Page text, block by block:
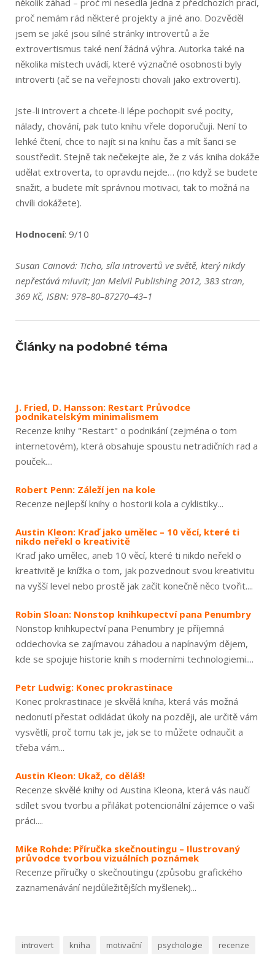
několik záhad – proč mi nesedla jedna z předchozích prací,
proč nemám rád některé projekty a jiné ano. Dozvěděl
jsem se jaké jsou silné stránky introvertů a že
extrovertismus také není žádná výhra. Autorka také na
několika místech uvádí, které význačné osobnosti byly
introverti (ač se na veřejnosti chovali jako extroverti).
Jste-li introvert a chcete-li lépe pochopit své pocity,
nálady, chování, pak tuto knihu vřele doporučuji. Není to
lehké čtení, chce to najít si na knihu čas a mít šanci se
soustředit. Stejně tak nečekejte ale, že z vás kniha dokáže
udělat extroverta, to opravdu nejde… (no když se budete
snažit, a budete mít správnou motivaci, tak to možná na
chvíli dokážete).
Hodnocení: 9/10
Susan Cainová: Ticho, síla introvertů ve světě, který nikdy
nepřestává mluvit; Jan Melvil Publishing 2012, 383 stran,
369 Kč, ISBN: 978–80–87270–43–1
Články na podobné téma
J. Fried, D. Hansson: Restart Průvodce
podnikatelským minimalismem
Recenze knihy "Restart" o podnikání (zejména o tom
internetovém), která obsahuje spoustu netradičních rad a
pouček....
Robert Penn: Záleží jen na kole
Recenze nejlepší knihy o hostorii kola a cyklistiky...
Austin Kleon: Kraď jako umělec – 10 věcí, které ti
nikdo neřekl o kreativitě
Kraď jako umělec, aneb 10 věcí, které ti nikdo neřekl o
kreativitě je knížka o tom, jak pozvednout svou kreativitu
na vyšší level nebo prostě jak začít konečně něco tvořit....
Robin Sloan: Nonstop knihkupectví pana Penumbry
Nonstop knihkupectví pana Penumbry je příjemná
oddechovka se zajímavou záhadou a napínavým dějem,
kde se spojuje historie knih s moderními technologiemi....
Petr Ludwig: Konec prokrastinace
Konec prokrastinace je skvělá kniha, která vás možná
nedonutí přestat odkládat úkoly na později, ale určitě vám
vysvětlí, proč tomu tak je, jak se to můžete odnaučit a
třeba vám...
Austin Kleon: Ukaž, co děláš!
Recenze skvělé knihy od Austina Kleona, která vás naučí
sdílet svou tvorbu a přilákat potencionální zájemce o vaši
práci....
Mike Rohde: Příručka skečnoutingu – Ilustrovaný
průvodce tvorbou vizuálních poznámek
Recenze příručky o skečnoutingu (způsobu grafického
zaznamenávání nejdůležitějších myšlenek)...
introvert kniha motivační psychologie recenze